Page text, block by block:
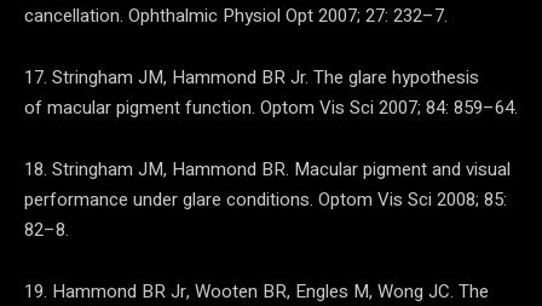
cancellation. Ophthalmic Physiol Opt 2007; 27: 232–7.
17. Stringham JM, Hammond BR Jr. The glare hypothesis
of macular pigment function. Optom Vis Sci 2007; 84: 859–64.
18. Stringham JM, Hammond BR. Macular pigment and visual
performance under glare conditions. Optom Vis Sci 2008; 85:
82–8.
19. Hammond BR Jr, Wooten BR, Engles M, Wong JC. The